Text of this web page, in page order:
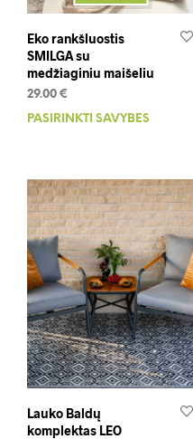
Eko rankšluostis
SMILGA su
medžiaginiu maišeliu
29.00 €
PASIRINKTI SAVYBES
Lauko Baldų
komplektas LEO